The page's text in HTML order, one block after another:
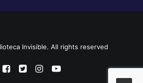
Invisible. All rights reserved